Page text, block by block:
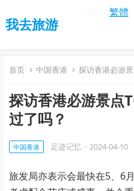
繁體
我去旅游
首页 中国香港 探访香港必游
探访香港必游景点
过了吗？
中国香港 足迹记忆 · 2024-04-10
旅发局亦表示会最快在5、6